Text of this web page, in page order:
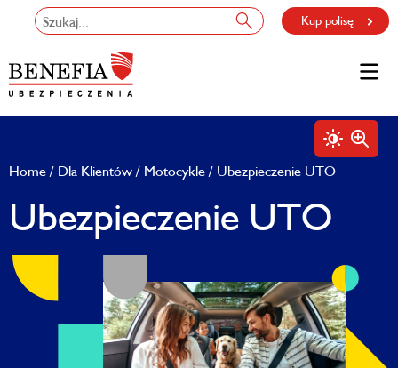
Kup polisę
Home Dla Klientów Motocykle Ubezpieczenie UTO
Ubezpieczenie UTO